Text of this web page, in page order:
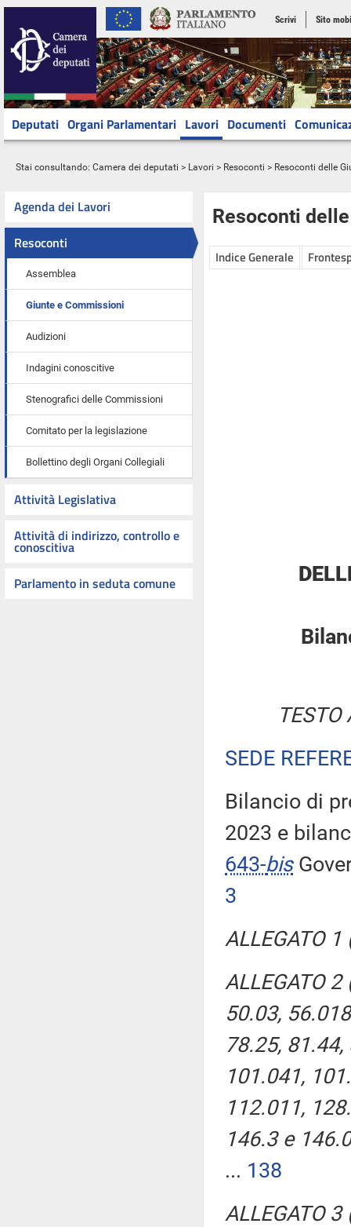
Scrivi Sito
Deputati Organi Parlamentari Lavori Documenti
Stai consultando: Camera dei deputati > Lavori > Resoconti > Resoconti delle
Agenda dei Lavori
Resoconti
Assemblea
Giunte e Commissioni
Audizioni
Indagini conoscitive
Stenografici delle Commissioni
Comitato per la legislazione
Bollettino degli Organi Collegiali
Attività Legislativa
Attività di indirizzo, controllo e
conoscitiva
Parlamento in seduta comune
Resoconti
Indice Generale
TESTO
SEDE
Bilancio di
2023 e
643-bis
3
ALLEGATO
ALLEGATO
50.03,
78.25,
101.041,
112.011,
146.3 e
... 138
ALLEGATO